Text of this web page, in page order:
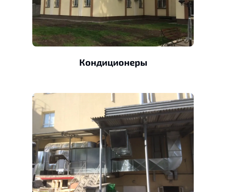
Кондиционеры